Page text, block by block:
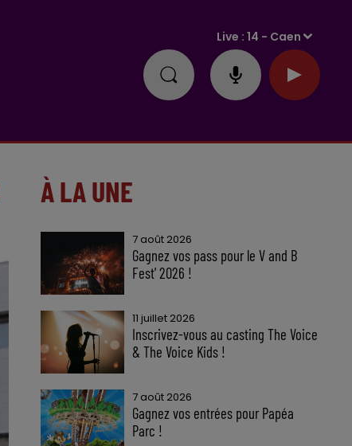
Live :14 - Caen
À LA UNE
7 août 2026
Gagnez vos pass pour le V and B
Fest' 2026 !
11 juillet 2026
Inscrivez-vous au casting The Voice
& The Voice Kids !
7 août 2026
Gagnez vos entrées pour Papéa
Parc !